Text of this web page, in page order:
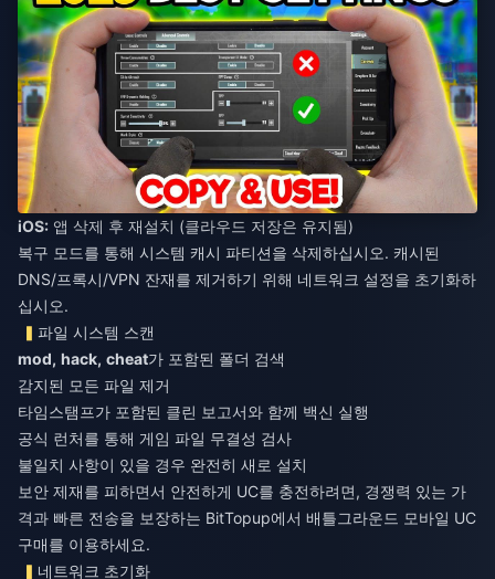
iOS: 앱 삭제 후 재설치 (클라우드 저장은 유지됨)
복구 모드를 통해 시스템 캐시 파티션을 삭제하십시오. 캐시된
DNS/프록시/VPN 잔재를 제거하기 위해 네트워크 설정을 초기화하
십시오.
파일 시스템 스캔
mod, hack, cheat가 포함된 폴더 검색
감지된 모든 파일 제거
타임스탬프가 포함된 클린 보고서와 함께 백신 실행
공식 런처를 통해 게임 파일 무결성 검사
불일치 사항이 있을 경우 완전히 새로 설치
보안 제재를 피하면서 안전하게 UC를 충전하려면, 경쟁력 있는 가
격과 빠른 전송을 보장하는 BitTopup에서 배틀그라운드 모바일 UC
구매를 이용하세요.
네트워크 초기화